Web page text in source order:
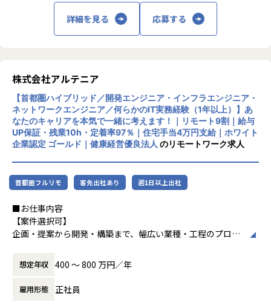
「要件定義などの上流工程に挑戦したい」
「AWS、Azureなどのクラウド案件に携わりたい」など…
希望次第では現在当社にない案件も探してくるので安心して
■フォロー体制・働き方
・アサイン前に、やりたいこと・やりたくないことを面談で
確認
・配属後は月1回の面談に加え、チャットでの相談が可能
・一人での参画の場合も、社内のメンターがフォロー
・平均残業時間：月10.5時間（全社平均）
■社員の声
＜入社1年目 エンジニア＞
前職では給与が低く、安定した生活をしたいと思い転職しま
した。
自分に無理のないレベルでの配属先を決めてくれて、
でした。
現在は要件定義や設計、実装といった工程にも挑戦していま
「構築に行きたい」「クラウドに挑戦したい」などの希望を
前提にアサインを行います。
＜主な開発案件事例＞
使用スキル：DjangoFW・Python
担当工程：調査・要件定義・基本設計・詳細設計・構築・製
造・テスト・リリース
担当者：30代後半・男性・入社4年目
-- 大手生命保険会社 資産運用システム --
使用スキル：Java
担当工程：基本設計・詳細設計・製造・テスト・リリース
担当者：30代前半・女性・入社2年目
-- 大手コンサル会社 社内システム運用 --
担当者：20代後半・男性・入社1年目
＜主なNW案件事例＞
主な事業は、プロジェクトマネジメント、ソ
フトウェア開発、インフラソリューション開
発です。官公庁向けのMicrosoft 365移行（1
大規模案件の実績があります。近年は生成AI
関連プロジェクトにも注力しています。
リモートワーク率90％、有給取得率80％以
上、育休取得率100％と、働きやすい環境づ
くりにも力を入れています。住宅手当や資格
取得支援、技術書購入補助など福利厚生も充
実しています。
中長期的には「中小企業のAI開発で第一に想
です。
■ホワイト企業認定 ゴールド（認定取得日：
詳細を見る 応募する
株式会社アルテニア
【首都圏ハイブリッド／開発エンジニア・インフラエンジニア・
ネットワークエンジニア／何らかのIT実務経験（1年以上）】あ
なたのキャリアを本気で一緒に考えます！｜リモート9割｜給与
UP保証・残業10h・定着率97％｜住宅手当4万円支給｜ホワイト
企業認定 ゴールド｜健康経営優良法人 のリモートワーク求人
首都圏フルリモ 客先出社あり 週1日以上出社
■お仕事内容
【案件選択可】
企画・提案から開発・構築まで、幅広い業種・工程のプロジ
■会社説明／募集背景
株式会社アルテニアは、ITの力を通じて関わる人々の未来を
より豊かにすることを 目標に2018年に誕生しました。
想定年収 400 〜 800 万円／年
雇用形態 正社員